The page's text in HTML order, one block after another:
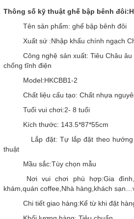
Thông số kỹ thuật ghế bập bênh
Tên sản phẩm: ghế bập bênh đôi
Xuất sứ :Nhập khẩu chính ngạch
Công nghệ sản xuất: Tiêu Châu âu –
chống tĩnh điện
Model:HKCBB1-2
Chất liệu cấu tạo: Chất nhựa nguyên
Tuổi vui chơi:2- 8 tuổi
Kích thước: 143.5*87*55cm
Lắp đặt: Tự lắp đặt theo hướng
thuật
Mầu sắc:Tùy chọn mẫu
Nơi vui chơi phù hợp:Gia
khám,quán coffee,Nhà hàng,khách
Chi tiết giao hàng:Kể từ khi đặt